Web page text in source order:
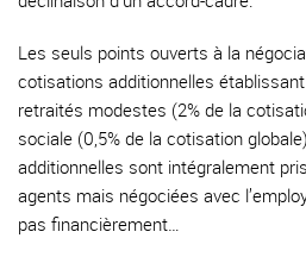
Les seuls points ouverts à la
cotisations additionnelles
retraités modestes (2% de la
sociale (0,5% de la cotisation
additionnelles sont intégralement
agents mais négociées avec
pas financièrement…